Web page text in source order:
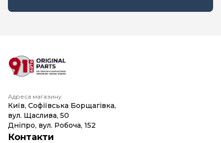
Адреса магазину
Київ, Софіївська Борщагівка,
вул. Щаслива, 50
Дніпро, вул. Робоча, 152
Контакти